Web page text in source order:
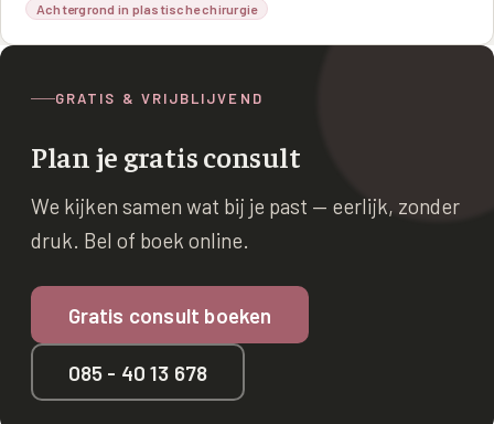
Achtergrond in plastische chirurgie
GRATIS & VRIJBLIJVEND
Plan je gratis consult
We kijken samen wat bij je past — eerlijk, zonder
druk. Bel of boek online.
Gratis consult boeken
085 - 40 13 678